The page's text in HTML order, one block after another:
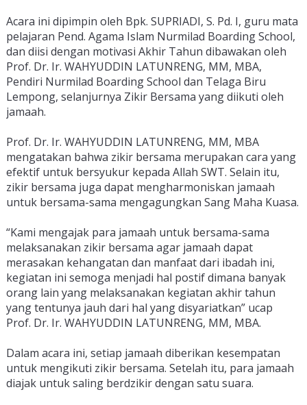
Acara ini dipimpin oleh Bpk. SUPRIADI, S. Pd. I, guru mata
pelajaran Pend. Agama Islam Nurmilad Boarding School,
dan diisi dengan motivasi Akhir Tahun dibawakan oleh
Prof. Dr. Ir. WAHYUDDIN LATUNRENG, MM, MBA,
Pendiri Nurmilad Boarding School dan Telaga Biru
Lempong, selanjurnya Zikir Bersama yang diikuti oleh
jamaah.
Prof. Dr. Ir. WAHYUDDIN LATUNRENG, MM, MBA
mengatakan bahwa zikir bersama merupakan cara yang
efektif untuk bersyukur kepada Allah SWT. Selain itu,
zikir bersama juga dapat mengharmoniskan jamaah
untuk bersama-sama mengagungkan Sang Maha Kuasa.
“Kami mengajak para jamaah untuk bersama-sama
melaksanakan zikir bersama agar jamaah dapat
merasakan kehangatan dan manfaat dari ibadah ini,
kegiatan ini semoga menjadi hal postif dimana banyak
orang lain yang melaksanakan kegiatan akhir tahun
yang tentunya jauh dari hal yang disyariatkan” ucap
Prof. Dr. Ir. WAHYUDDIN LATUNRENG, MM, MBA.
Dalam acara ini, setiap jamaah diberikan kesempatan
untuk mengikuti zikir bersama. Setelah itu, para jamaah
diajak untuk saling berdzikir dengan satu suara.